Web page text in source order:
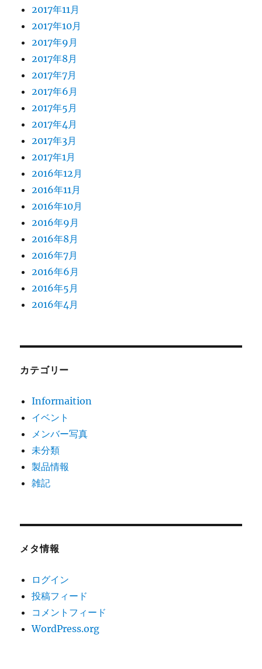
2017年11月
2017年10月
2017年9月
2017年8月
2017年7月
2017年6月
2017年5月
2017年4月
2017年3月
2017年1月
2016年12月
2016年11月
2016年10月
2016年9月
2016年8月
2016年7月
2016年6月
2016年5月
2016年4月
カテゴリー
Informaition
イベント
メンバー写真
未分類
製品情報
雑記
メタ情報
ログイン
投稿フィード
コメントフィード
WordPress.org